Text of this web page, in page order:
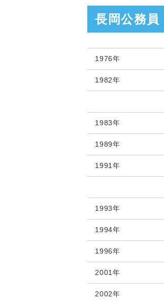
長岡公務
1976年
1982年
1983年
1989年
1991年
1993年
1994年
1996年
2001年
2002年